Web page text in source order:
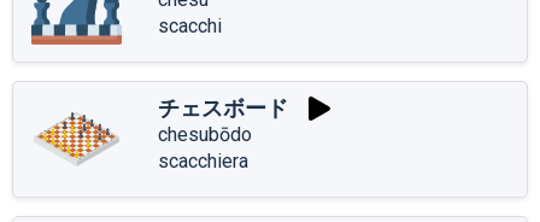
scacchi
チェスボード
chesubōdo
scacchiera